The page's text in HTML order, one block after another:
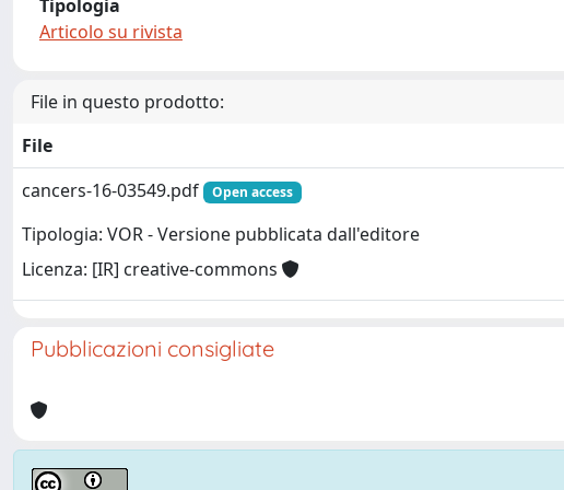
Tipologia
Articolo su rivista
File in questo prodotto:
File
cancers-16-03549.pdf
Open access
Tipologia: VOR - Versione pubblicata dall'editore
Licenza: [IR] creative-commons
Pubblicazioni consigliate